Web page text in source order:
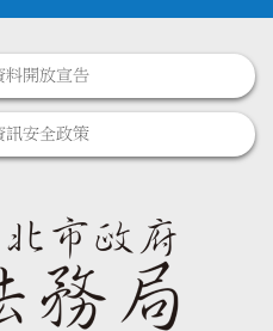
料開放宣告
訊安全政策